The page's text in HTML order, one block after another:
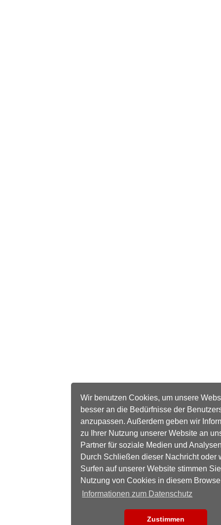
Wir benutzen Cookies, um unsere
besser an die Bedürfnisse der
anzupassen. Außerdem geben wir
zu Ihrer Nutzung unserer Website an
Partner für soziale Medien und
Durch Schließen dieser Nachricht oder
Surfen auf unserer Website stimmen
Nutzung von Cookies in diesem
Informationen zum Datenschutz
Zustimmen